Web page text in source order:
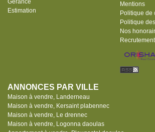
Gérance
Estimation
Mentions
Politique de
Politique
Nos
Recrutement
ANNONCES PAR VILLE
Maison à vendre, Landerneau
Maison à vendre, Kersaint plabennec
Maison à vendre, Le drennec
Maison à vendre, Logonna daoulas